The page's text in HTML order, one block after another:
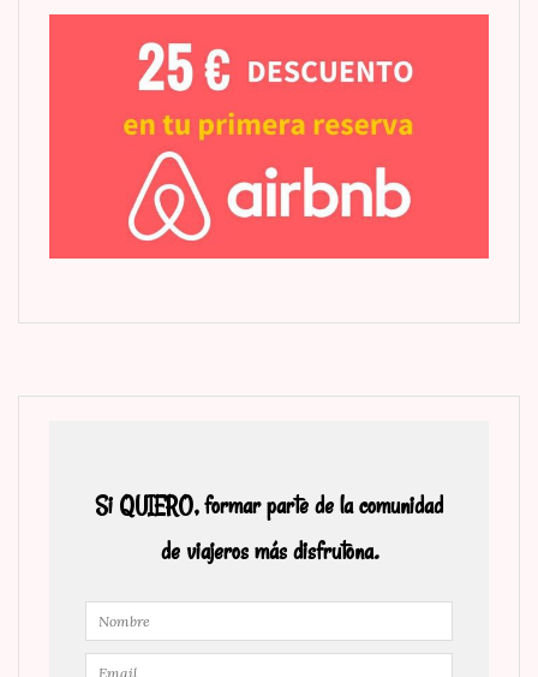
Si QUIERO, formar parte de la comunidad
de viajeros más disfrutona.